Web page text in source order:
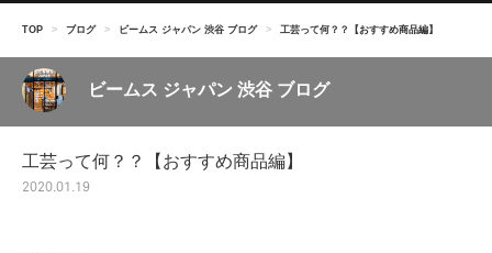
TOP > ブログ > ビームス ジャパン 渋谷 ブログ > 工芸って何？？【おすすめ商品編】
ビームス ジャパン 渋谷 ブログ
工芸って何？？【おすすめ商品編】
2020.01.19